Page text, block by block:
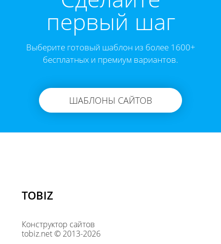
первый шаг
Выберите готовый шаблон из более 1600+
бесплатных и премиум вариантов.
ШАБЛОНЫ САЙТОВ
TOBIZ
Конструктор сайтов
tobiz.net © 2013-2026